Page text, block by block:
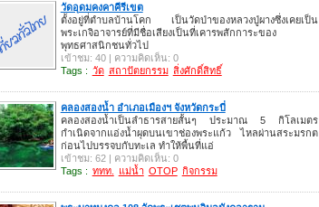
วัดอุดมคงคาคีรีเขต
ตั้งอยู่ที่ตำบลบ้านโคก เป็นวัดป่าของหลวงปู่ผางซึ่งเคยเป็น
พระเกจิอาจารย์ที่มีชื่อเสียงเป็นที่เคารพสักการะของ
พุทธศาสนิกชนทั่วไป
เข้าชม: 40 | ความคิดเห็น: 0
Tags : วัด สถาปัตยกรรม สิ่งศักดิ์สิทธิ์
คลองสองน้ำ อำเภอเมืองฯ จังหวัดกระบี่
คลองสองน้ำเป็นลำธารสายสั้นๆ ประมาณ 5 กิโลเมตร
กำเนิดจากแอ่งน้ำผุดบนเขาช่องพระแก้ว ไหลผ่านสระมรกต
ก่อนไปบรรจบกับทะเล ทำให้พื้นที่แอ่
เข้าชม: 62 | ความคิดเห็น: 0
Tags : ททท. แม่น้ำ OTOP กิจกรรม